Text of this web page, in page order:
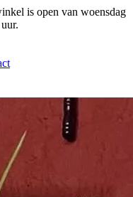
is open van woensdag